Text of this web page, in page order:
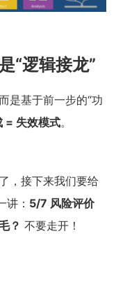
“逻辑接龙”
是基于前一步的“功
= 失效模式。
，接下来我们要给
讲： 5/7 风险评价
？ 不要走开！